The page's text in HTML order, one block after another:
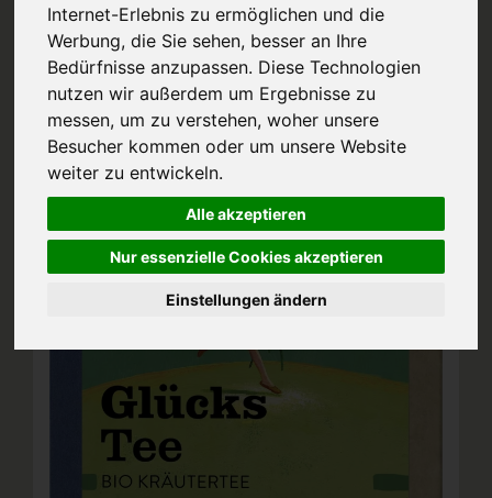
Internet-Erlebnis zu ermöglichen und die
Werbung, die Sie sehen, besser an Ihre
Bedürfnisse anzupassen. Diese Technologien
nutzen wir außerdem um Ergebnisse zu
messen, um zu verstehen, woher unsere
Besucher kommen oder um unsere Website
weiter zu entwickeln.
Alle akzeptieren
Nur essenzielle Cookies akzeptieren
Einstellungen ändern